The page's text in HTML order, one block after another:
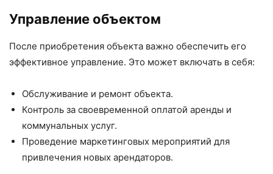
Управление объектом
После приобретения объекта важно обеспечить его
эффективное управление. Это может включать в себя:
Обслуживание и ремонт объекта.
Контроль за своевременной оплатой аренды и
коммунальных услуг.
Проведение маркетинговых мероприятий для
привлечения новых арендаторов.